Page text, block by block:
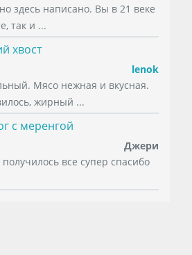
здесь написано. Вы в 21 веке
так и ...
хвост
lenok
Мясо нежная и вкусная.
жирный ...
с меренгой
Джери
все супер спасибо